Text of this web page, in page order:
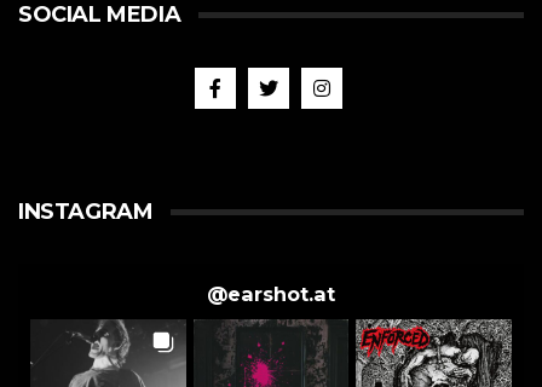
SOCIAL MEDIA
INSTAGRAM
@earshot.at